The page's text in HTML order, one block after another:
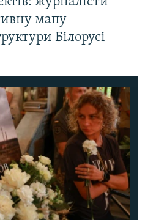
мапу
Білорусі